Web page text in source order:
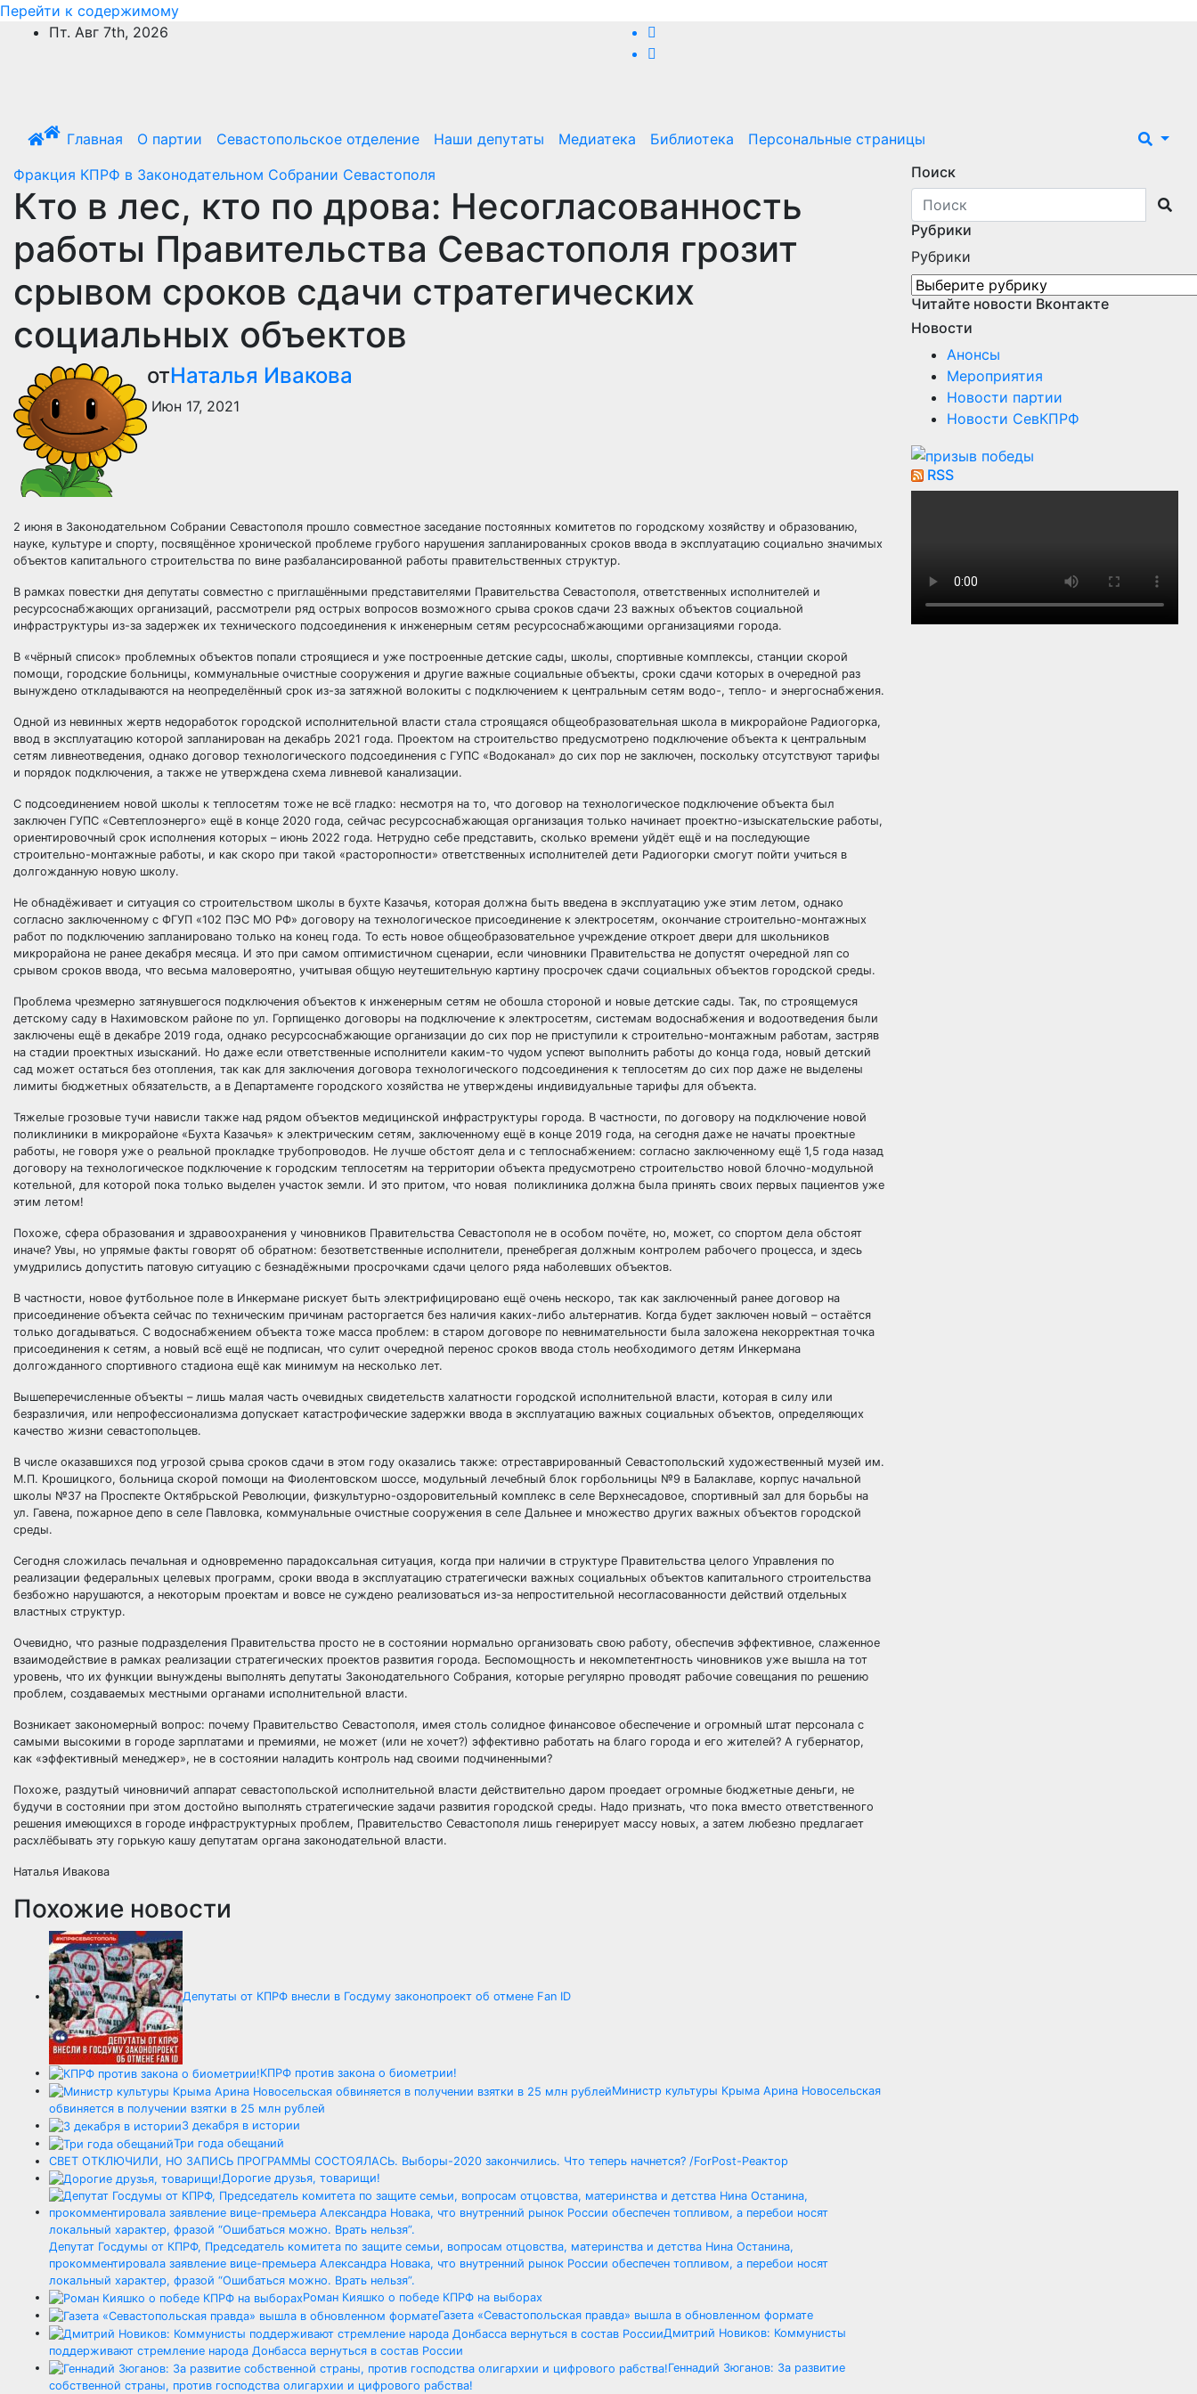
Перейти к содержимому
Пт. Авг 7th, 2026
Главная О партии Севастопольское отделение Наши депутаты Медиатека Библиотека
Персональные страницы
Фракция КПРФ в Законодательном Собрании Севастополя
Кто в лес, кто по дрова: Несогласованность
работы Правительства Севастополя грозит
срывом сроков сдачи стратегических
социальных объектов
отНаталья Ивакова
Июн 17, 2021
2 июня в Законодательном Собрании Севастополя прошло совместное заседание постоянных комитетов по городскому хозяйству и образованию,
науке, культуре и спорту, посвящённое хронической проблеме грубого нарушения запланированных сроков ввода в эксплуатацию социально значимых
объектов капитального строительства по вине разбалансированной работы правительственных структур.
В рамках повестки дня депутаты совместно с приглашёнными представителями Правительства Севастополя, ответственных исполнителей и
ресурсоснабжающих организаций, рассмотрели ряд острых вопросов возможного срыва сроков сдачи 23 важных объектов социальной
инфраструктуры из-за задержек их технического подсоединения к инженерным сетям ресурсоснабжающими организациями города.
В «чёрный список» проблемных объектов попали строящиеся и уже построенные детские сады, школы, спортивные комплексы, станции скорой
помощи, городские больницы, коммунальные очистные сооружения и другие важные социальные объекты, сроки сдачи которых в очередной раз
вынуждено откладываются на неопределённый срок из-за затяжной волокиты с подключением к центральным сетям водо-, тепло- и энергоснабжения.
Одной из невинных жертв недоработок городской исполнительной власти стала строящаяся общеобразовательная школа в микрорайоне Радиогорка,
ввод в эксплуатацию которой запланирован на декабрь 2021 года. Проектом на строительство предусмотрено подключение объекта к центральным
сетям ливнеотведения, однако договор технологического подсоединения с ГУПС «Водоканал» до сих пор не заключен, поскольку отсутствуют тарифы
и порядок подключения, а также не утверждена схема ливневой канализации.
С подсоединением новой школы к теплосетям тоже не всё гладко: несмотря на то, что договор на технологическое подключение объекта был
заключен ГУПС «Севтеплоэнерго» ещё в конце 2020 года, сейчас ресурсоснабжающая организация только начинает проектно-изыскательские работы,
ориентировочный срок исполнения которых – июнь 2022 года. Нетрудно себе представить, сколько времени уйдёт ещё и на последующие
строительно-монтажные работы, и как скоро при такой «расторопности» ответственных исполнителей дети Радиогорки смогут пойти учиться в
долгожданную новую школу.
Не обнадёживает и ситуация со строительством школы в бухте Казачья, которая должна быть введена в эксплуатацию уже этим летом, однако
согласно заключенному с ФГУП «102 ПЭС МО РФ» договору на технологическое присоединение к электросетям, окончание строительно-монтажных
работ по подключению запланировано только на конец года. То есть новое общеобразовательное учреждение откроет двери для школьников
микрорайона не ранее декабря месяца. И это при самом оптимистичном сценарии, если чиновники Правительства не допустят очередной ляп со
срывом сроков ввода, что весьма маловероятно, учитывая общую неутешительную картину просрочек сдачи социальных объектов городской среды.
Проблема чрезмерно затянувшегося подключения объектов к инженерным сетям не обошла стороной и новые детские сады. Так, по строящемуся
детскому саду в Нахимовском районе по ул. Горпищенко договоры на подключение к электросетям, системам водоснабжения и водоотведения были
заключены ещё в декабре 2019 года, однако ресурсоснабжающие организации до сих пор не приступили к строительно-монтажным работам, застряв
на стадии проектных изысканий. Но даже если ответственные исполнители каким-то чудом успеют выполнить работы до конца года, новый детский
сад может остаться без отопления, так как для заключения договора технологического подсоединения к теплосетям до сих пор даже не выделены
лимиты бюджетных обязательств, а в Департаменте городского хозяйства не утверждены индивидуальные тарифы для объекта.
Тяжелые грозовые тучи нависли также над рядом объектов медицинской инфраструктуры города. В частности, по договору на подключение новой
поликлиники в микрорайоне «Бухта Казачья» к электрическим сетям, заключенному ещё в конце 2019 года, на сегодня даже не начаты проектные
работы, не говоря уже о реальной прокладке трубопроводов. Не лучше обстоят дела и с теплоснабжением: согласно заключенному ещё 1,5 года назад
договору на технологическое подключение к городским теплосетям на территории объекта предусмотрено строительство новой блочно-модульной
котельной, для которой пока только выделен участок земли. И это притом, что новая поликлиника должна была принять своих первых пациентов уже
этим летом!
Похоже, сфера образования и здравоохранения у чиновников Правительства Севастополя не в особом почёте, но, может, со спортом дела обстоят
иначе? Увы, но упрямые факты говорят об обратном: безответственные исполнители, пренебрегая должным контролем рабочего процесса, и здесь
умудрились допустить патовую ситуацию с безнадёжными просрочками сдачи целого ряда наболевших объектов.
В частности, новое футбольное поле в Инкермане рискует быть электрифицировано ещё очень нескоро, так как заключенный ранее договор на
присоединение объекта сейчас по техническим причинам расторгается без наличия каких-либо альтернатив. Когда будет заключен новый – остаётся
только догадываться. С водоснабжением объекта тоже масса проблем: в старом договоре по невнимательности была заложена некорректная точка
присоединения к сетям, а новый всё ещё не подписан, что сулит очередной перенос сроков ввода столь необходимого детям Инкермана
долгожданного спортивного стадиона ещё как минимум на несколько лет.
Вышеперечисленные объекты – лишь малая часть очевидных свидетельств халатности городской исполнительной власти, которая в силу или
безразличия, или непрофессионализма допускает катастрофические задержки ввода в эксплуатацию важных социальных объектов, определяющих
качество жизни севастопольцев.
В числе оказавшихся под угрозой срыва сроков сдачи в этом году оказались также: отреставрированный Севастопольский художественный музей им.
М.П. Крошицкого, больница скорой помощи на Фиолентовском шоссе, модульный лечебный блок горбольницы №9 в Балаклаве, корпус начальной
школы №37 на Проспекте Октябрьской Революции, физкультурно-оздоровительный комплекс в селе Верхнесадовое, спортивный зал для борьбы на
ул. Гавена, пожарное депо в селе Павловка, коммунальные очистные сооружения в селе Дальнее и множество других важных объектов городской
среды.
Сегодня сложилась печальная и одновременно парадоксальная ситуация, когда при наличии в структуре Правительства целого Управления по
реализации федеральных целевых программ, сроки ввода в эксплуатацию стратегически важных социальных объектов капитального строительства
безбожно нарушаются, а некоторым проектам и вовсе не суждено реализоваться из-за непростительной несогласованности действий отдельных
властных структур.
Очевидно, что разные подразделения Правительства просто не в состоянии нормально организовать свою работу, обеспечив эффективное, слаженное
взаимодействие в рамках реализации стратегических проектов развития города. Беспомощность и некомпетентность чиновников уже вышла на тот
уровень, что их функции вынуждены выполнять депутаты Законодательного Собрания, которые регулярно проводят рабочие совещания по решению
проблем, создаваемых местными органами исполнительной власти.
Возникает закономерный вопрос: почему Правительство Севастополя, имея столь солидное финансовое обеспечение и огромный штат персонала с
самыми высокими в городе зарплатами и премиями, не может (или не хочет?) эффективно работать на благо города и его жителей? А губернатор,
как «эффективный менеджер», не в состоянии наладить контроль над своими подчиненными?
Похоже, раздутый чиновничий аппарат севастопольской исполнительной власти действительно даром проедает огромные бюджетные деньги, не
будучи в состоянии при этом достойно выполнять стратегические задачи развития городской среды. Надо признать, что пока вместо ответственного
решения имеющихся в городе инфраструктурных проблем, Правительство Севастополя лишь генерирует массу новых, а затем любезно предлагает
расхлёбывать эту горькую кашу депутатам органа законодательной власти.
Наталья Ивакова
Похожие новости
Депутаты от КПРФ внесли в Госдуму законопроект об отмене Fan ID
КПРФ против закона о биометрии!
Министр культуры Крыма Арина Новосельская
обвиняется в получении взятки в 25 млн рублей
3 декабря в истории
Три года обещаний
СВЕТ ОТКЛЮЧИЛИ, НО ЗАПИСЬ ПРОГРАММЫ СОСТОЯЛАСЬ. Выборы-2020 закончились. Что теперь начнется? /ForРost-Реактор
Дорогие друзья, товарищи!
Депутат Госдумы от КПРФ, Председатель комитета по защите семьи, вопросам отцовства, материнства и детства Нина Останина,
прокомментировала заявление вице-премьера Александра Новака, что внутренний рынок России обеспечен топливом, а перебои носят
локальный характер, фразой “Ошибаться можно. Врать нельзя”.
Роман Кияшко о победе КПРФ на выборах
Газета «Севастопольская правда» вышла в обновленном формате
Дмитрий Новиков: Коммунисты
поддерживают стремление народа Донбасса вернуться в состав России
Геннадий Зюганов: За развитие
собственной страны, против господства олигархии и цифрового рабства!
Поиск
Рубрики
Рубрики
Читайте новости Вконтакте
Новости
Анонсы
Мероприятия
Новости партии
Новости СевКПРФ
RSS